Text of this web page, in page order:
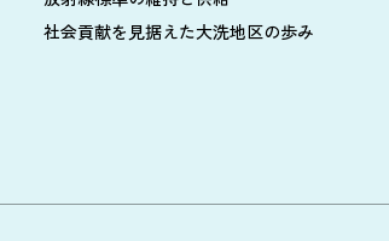
社会貢献を見据えた大洗地区の歩み